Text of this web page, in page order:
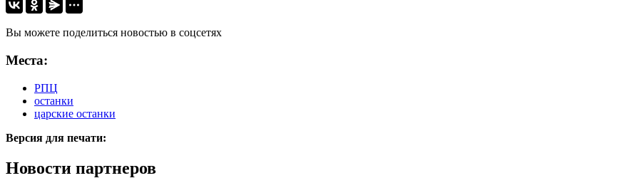
Вы можете поделиться новостью в соцсетях
Места:
РПЦ
останки
царские останки
Версия для печати:
Новости партнеров